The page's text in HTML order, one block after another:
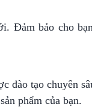
Đảm bảo cho
đào tạo chuyên
phẩm của bạn.